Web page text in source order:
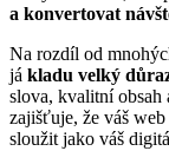
a konvertovat
Na rozdíl od
já kladu velký
slova, kvalitní obsah
zajišťuje, že váš
sloužit jako váš